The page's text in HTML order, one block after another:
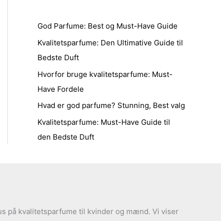
God Parfume: Best og Must-Have Guide
Kvalitetsparfume: Den Ultimative Guide til
Bedste Duft
Hvorfor bruge kvalitetsparfume: Must-
Have Fordele
Hvad er god parfume? Stunning, Best valg
Kvalitetsparfume: Must-Have Guide til
den Bedste Duft
på kvalitetsparfume til kvinder og mænd. Vi viser